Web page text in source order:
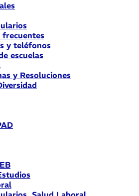
frecuentes
y teléfonos
escuelas
y Resoluciones